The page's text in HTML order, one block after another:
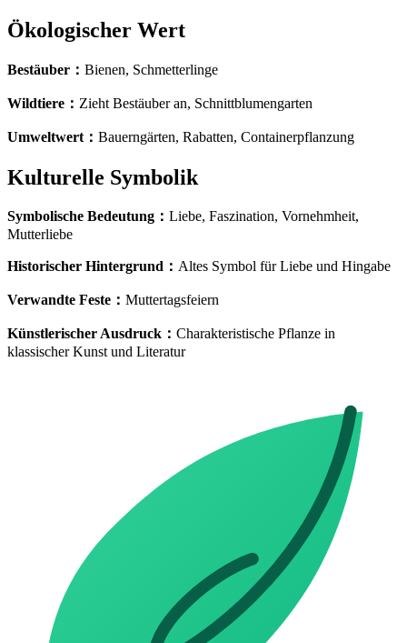
Ökologischer Wert
Bestäuber ： Bienen, Schmetterlinge
Wildtiere ： Zieht Bestäuber an, Schnittblumengarten
Umweltwert ： Bauerngärten, Rabatten, Containerpflanzung
Kulturelle Symbolik
Symbolische Bedeutung ： Liebe, Faszination, Vornehmheit,
Mutterliebe
Historischer Hintergrund ： Altes Symbol für Liebe und Hingabe
Verwandte Feste ： Muttertagsfeiern
Künstlerischer Ausdruck ： Charakteristische Pflanze in
klassischer Kunst und Literatur